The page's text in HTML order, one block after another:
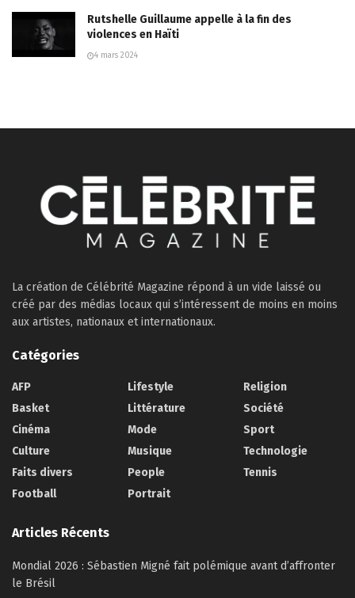
Rutshelle Guillaume appelle à la fin des
violences en Haïti
4 mars 2024
La création de Célébrité Magazine répond à un vide laissé ou
créé par des médias locaux qui s’intéressent de moins en moins
aux artistes, nationaux et internationaux.
Catégories
AFP
Basket
Cinéma
Culture
Faits divers
Football
Lifestyle
Littérature
Mode
Musique
People
Portrait
Religion
Société
Sport
Technologie
Tennis
Articles Récents
Mondial 2026 : Sébastien Migné fait polémique avant d’affronter
le Brésil